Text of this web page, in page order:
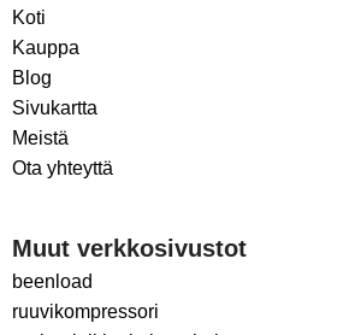
Koti
Kauppa
Blog
Sivukartta
Meistä
Ota yhteyttä
Muut verkkosivustot
beenload
ruuvikompressori